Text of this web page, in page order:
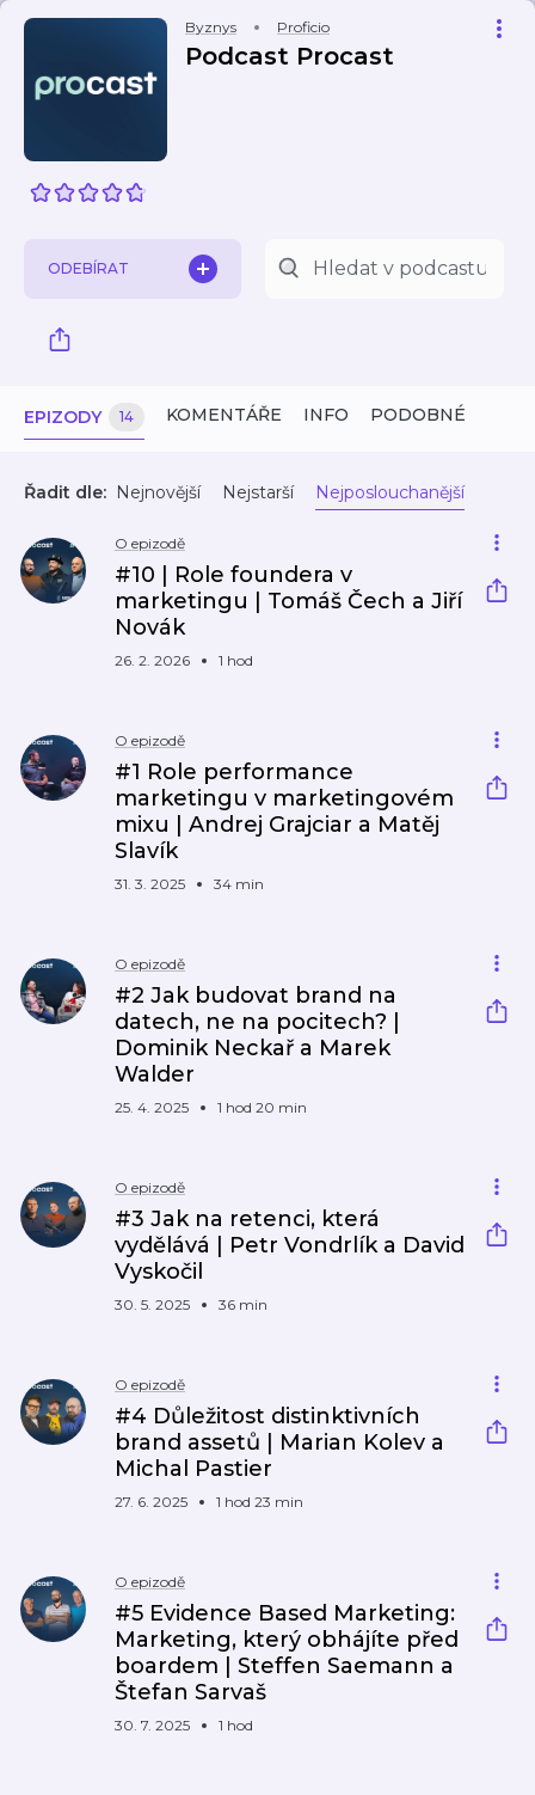
Byznys Proficio
Podcast Procast
ODEBÍRAT
EPIZODY 14 KOMENTÁŘE INFO PODOBNÉ
Řadit dle: Nejnovější Nejstarší Nejposlouchanější
O epizodě
#10 | Role foundera v
marketingu | Tomáš Čech a Jiří
Novák
26. 2. 2026 1 hod
O epizodě
#1 Role performance
marketingu v marketingovém
mixu | Andrej Grajciar a Matěj
Slavík
31. 3. 2025 34 min
O epizodě
#2 Jak budovat brand na
datech, ne na pocitech? |
Dominik Neckař a Marek
Walder
25. 4. 2025 1 hod 20 min
O epizodě
#3 Jak na retenci, která
vydělává | Petr Vondrlík a David
Vyskočil
30. 5. 2025 36 min
O epizodě
#4 Důležitost distinktivních
brand assetů | Marian Kolev a
Michal Pastier
27. 6. 2025 1 hod 23 min
O epizodě
#5 Evidence Based Marketing:
Marketing, který obhájíte před
boardem | Steffen Saemann a
Štefan Sarvaš
30. 7. 2025 1 hod